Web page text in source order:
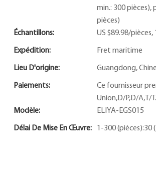
min.: 300
pièces)
Échantillons:
US $89.98/
Expédition: Fret maritime
Lieu D'origine: Guangdong, Chine
Paiements:
Ce fournisseur
Union,D/P,D/A,T/T.
Modèle:
ELIYA-EGS015
Délai De Mise En Œuvre: 1-300 (pièces):30